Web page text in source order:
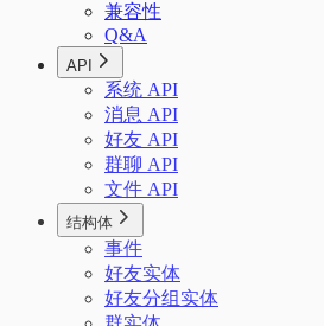
兼容性
Q&A
API
系统 API
消息 API
好友 API
群聊 API
文件 API
结构体
事件
好友实体
好友分组实体